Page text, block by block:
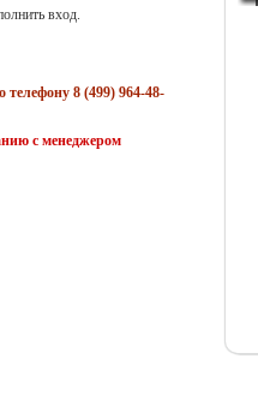
вход.
телефону 8 (499) 964-48-
с менеджером